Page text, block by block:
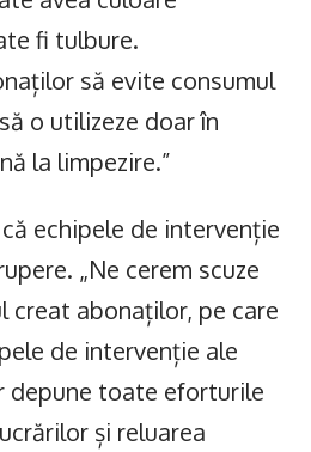
fi tulbure.
să evite consumul
o utilizeze doar în
la limpezire.”
echipele de intervenție
„Ne cerem scuze
creat abonaților, pe care
de intervenție ale
depune toate eforturile
și reluarea